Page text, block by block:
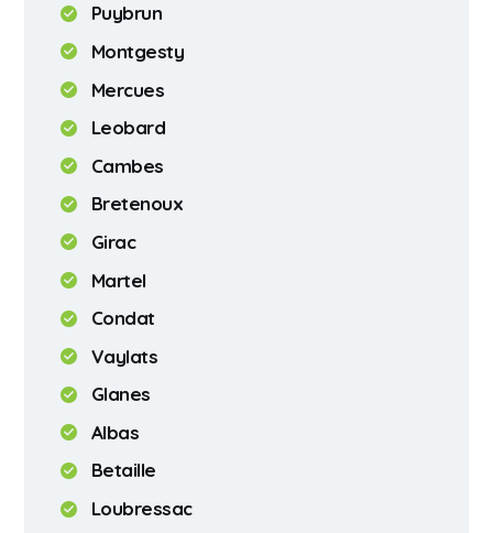
Puybrun
Montgesty
Mercues
Leobard
Cambes
Bretenoux
Girac
Martel
Condat
Vaylats
Glanes
Albas
Betaille
Loubressac